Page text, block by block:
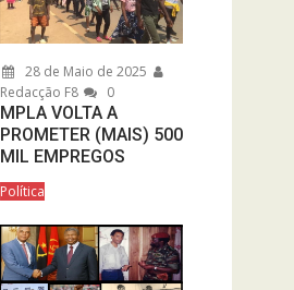
28 de Maio de 2025
Redacção F8
0
MPLA VOLTA A
PROMETER (MAIS) 500
MIL EMPREGOS
Política